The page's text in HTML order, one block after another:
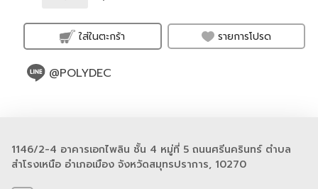
ใส่ในตะกร้า รายการโปรด
@POLYDEC
1146/2-4 อาคารเอกไพลิน ชั้น 4 หมู่ที่ 5 ถนนศรีนครินทร์ ตำบล
สำโรงเหนือ อำเภอเมือง จังหวัดสมุทรปราการ, 10270